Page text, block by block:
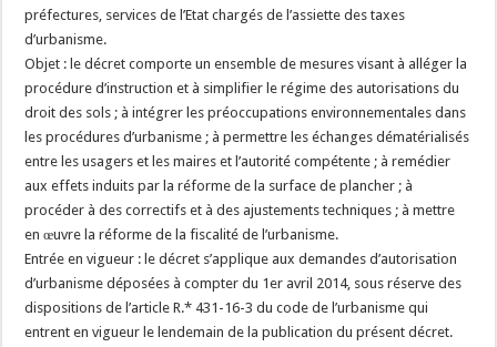
préfectures, services de l’Etat chargés de l’assiette des taxes
d’urbanisme.
Objet : le décret comporte un ensemble de mesures visant à alléger la
procédure d’instruction et à simplifier le régime des autorisations du
droit des sols ; à intégrer les préoccupations environnementales dans
les procédures d’urbanisme ; à permettre les échanges dématérialisés
entre les usagers et les maires et l’autorité compétente ; à remédier
aux effets induits par la réforme de la surface de plancher ; à
procéder à des correctifs et à des ajustements techniques ; à mettre
en œuvre la réforme de la fiscalité de l’urbanisme.
Entrée en vigueur : le décret s’applique aux demandes d’autorisation
d’urbanisme déposées à compter du 1er avril 2014, sous réserve des
dispositions de l’article R.* 431-16-3 du code de l’urbanisme qui
entrent en vigueur le lendemain de la publication du présent décret.